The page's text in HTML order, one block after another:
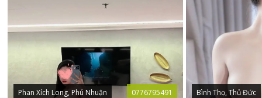
Phan Xích Long, Phú Nhuận 0776795491 Bình Thọ, Thủ Đức